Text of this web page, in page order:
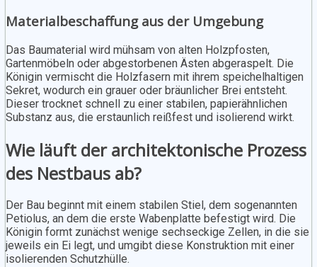
Materialbeschaffung aus der Umgebung
Das Baumaterial wird mühsam von alten Holzpfosten,
Gartenmöbeln oder abgestorbenen Ästen abgeraspelt. Die
Königin vermischt die Holzfasern mit ihrem speichelhaltigen
Sekret, wodurch ein grauer oder bräunlicher Brei entsteht.
Dieser trocknet schnell zu einer stabilen, papierähnlichen
Substanz aus, die erstaunlich reißfest und isolierend wirkt.
Wie läuft der architektonische Prozess
des Nestbaus ab?
Der Bau beginnt mit einem stabilen Stiel, dem sogenannten
Petiolus, an dem die erste Wabenplatte befestigt wird. Die
Königin formt zunächst wenige sechseckige Zellen, in die sie
jeweils ein Ei legt, und umgibt diese Konstruktion mit einer
isolierenden Schutzhülle.